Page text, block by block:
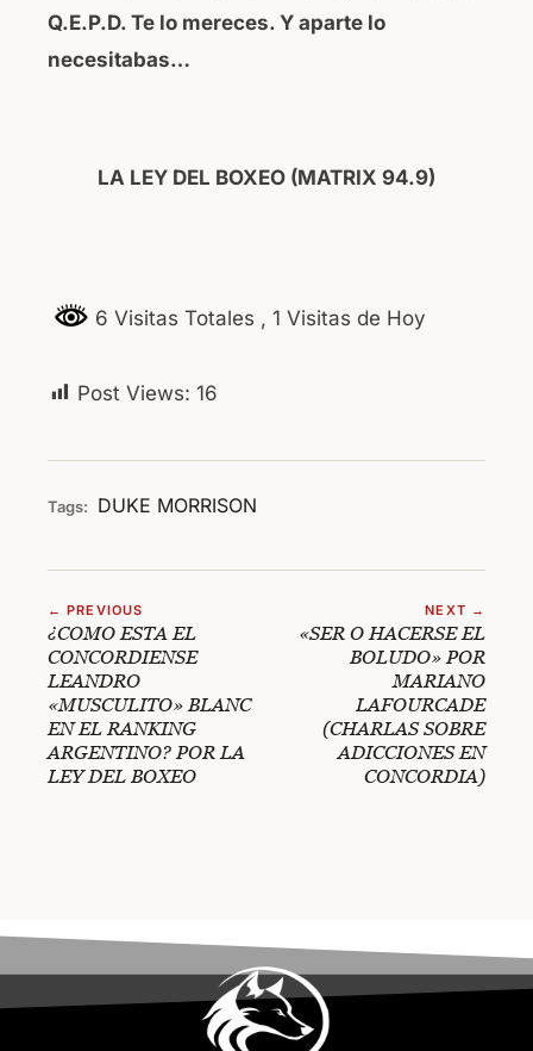
Q.E.P.D. Te lo mereces. Y aparte lo
necesitabas…
LA LEY DEL BOXEO (MATRIX 94.9)
6 Visitas Totales , 1 Visitas de Hoy
Post Views: 16
Tags: DUKE MORRISON
← PREVIOUS
¿COMO ESTA EL
CONCORDIENSE
LEANDRO
«MUSCULITO» BLANC
EN EL RANKING
ARGENTINO? POR LA
LEY DEL BOXEO
NEXT →
«SER O HACERSE EL
BOLUDO» POR
MARIANO
LAFOURCADE
(CHARLAS SOBRE
ADICCIONES EN
CONCORDIA)